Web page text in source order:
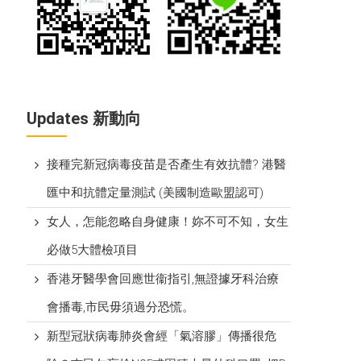
Updates 新動向
接種完新冠病毒疫苗是否產生有效抗體? 港醫
匯中和抗體定量測試 (美國制造歐盟認可)
女人，怎能忽略自身健康！妳不可不知，女生
必做5大體檢項目
香港牙醫學會回應世衞指引,無證據牙科治療
會播毒,市民毋須過分恐慌。
新型冠狀病毒肺炎會經「氣溶膠」傳播很危